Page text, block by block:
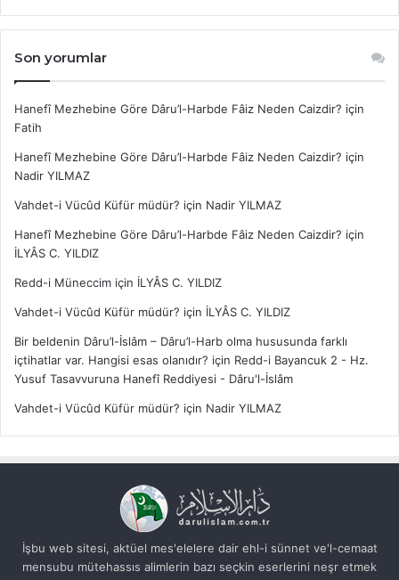
Son yorumlar
Hanefî Mezhebine Göre Dâru’l-Harbde Fâiz Neden Caizdir? için
Fatih
Hanefî Mezhebine Göre Dâru’l-Harbde Fâiz Neden Caizdir? için
Nadir YILMAZ
Vahdet-i Vücûd Küfür müdür? için Nadir YILMAZ
Hanefî Mezhebine Göre Dâru’l-Harbde Fâiz Neden Caizdir? için
İLYÂS C. YILDIZ
Redd-i Müneccim için İLYÂS C. YILDIZ
Vahdet-i Vücûd Küfür müdür? için İLYÂS C. YILDIZ
Bir beldenin Dâru’l-İslâm – Dâru’l-Harb olma hususunda farklı
içtihatlar var. Hangisi esas olanıdır? için Redd-i Bayancuk 2 - Hz.
Yusuf Tasavvuruna Hanefî Reddiyesi - Dâru'l-İslâm
Vahdet-i Vücûd Küfür müdür? için Nadir YILMAZ
İşbu web sitesi, aktüel mes'elelere dair ehl-i sünnet ve'l-cemaat
mensubu mütehassıs alimlerin bazı seçkin eserlerini neşr etmek